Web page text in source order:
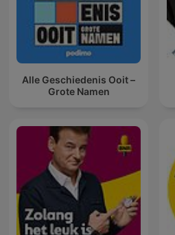
Alle Geschiedenis Ooit –
Grote Namen